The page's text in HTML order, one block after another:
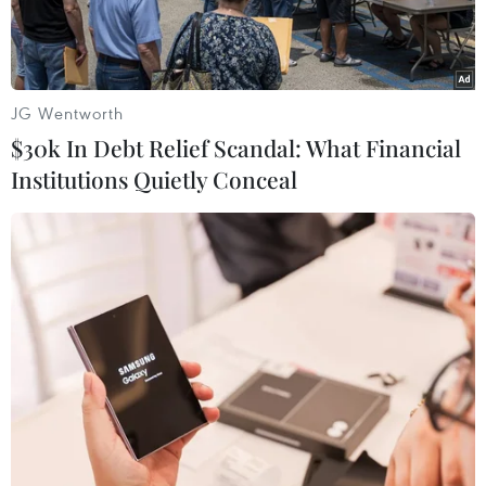
quốc tế.
Tên lửa Trường Chinh-2C được phóng lên quỹ đạo từ Trung tâm
phóng vệ tinh Tây Xương, tỉnh Tứ Xuyên, Trung Quốc. (Ảnh:
THX/TTXVN)
Người phát ngôn Bộ Ngoại giao Trung Quốc
JG Wentworth
$30k In Debt Relief Scandal: What Financial
Institutions Quietly Conceal